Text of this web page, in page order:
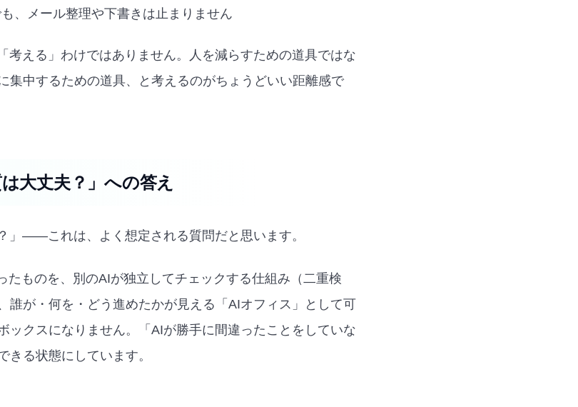
、メール整理や下書きは止まりません
考える」わけではありません。人を減らすための道具ではな
集中するための道具、と考えるのがちょうどいい距離感で
大丈夫？」への答え
」——これは、よく想定される質問だと思います。
たものを、別のAIが独立してチェックする仕組み（二重検
誰が・何を・どう進めたかが見える「AIオフィス」として可
ックスになりません。「AIが勝手に間違ったことをしていな
きる状態にしています。